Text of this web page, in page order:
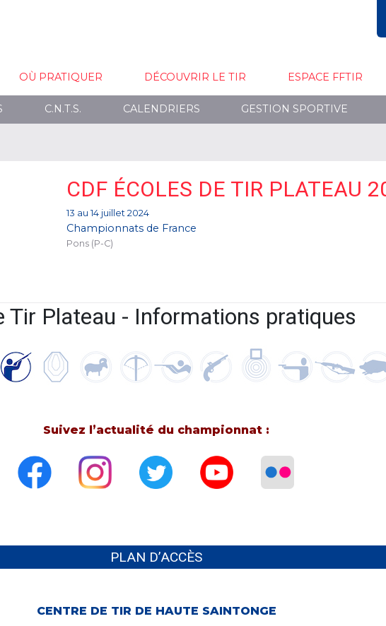
OÙ PRATIQUER DÉCOUVRIR LE TIR ESPACE FFTIR
C.N.T.S. CALENDRIERS GESTION SPORTIVE
CDF ÉCOLES DE TIR PLATEAU
13 au 14 juillet 2024
Championnats de France
Pons (P-C)
Tir Plateau - Informations pratiques
Suivez l’actualité du championnat :
PLAN D’ACCÈS
CENTRE DE TIR DE HAUTE SAINTONGE